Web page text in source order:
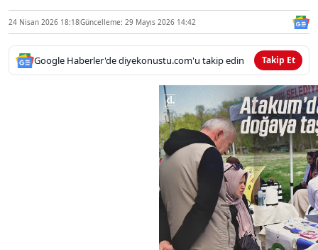
24 Nisan 2026 18:18Güncelleme: 29 Mayıs 2026 14:42
Google Haberler'de diyekonustu.com'u takip edin Takip Et